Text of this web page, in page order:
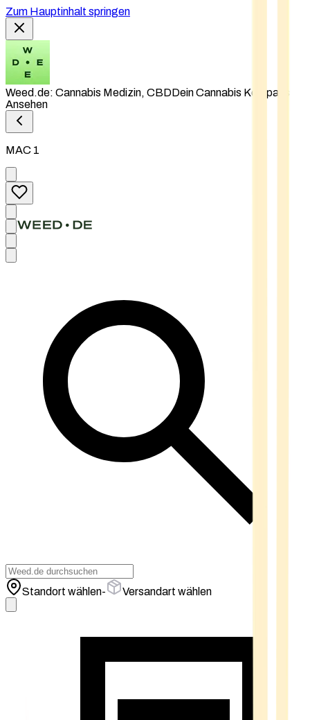
Zum Hauptinhalt springen
Weed.de: Cannabis Medizin, CBDDein Cannabis Kompass
Ansehen
MAC 1
Standort wählen- Versandart wählen